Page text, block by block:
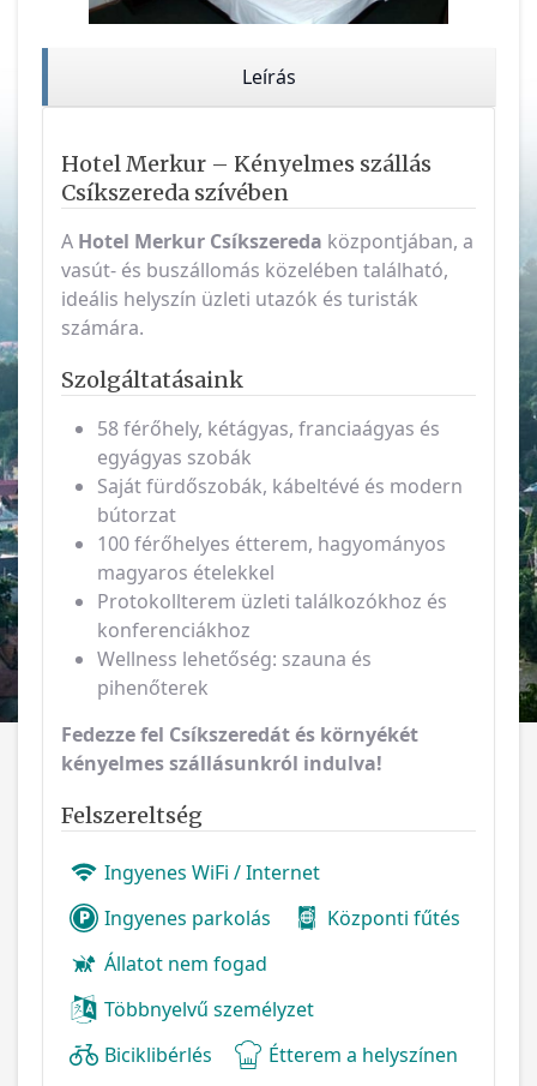
Leírás
Hotel Merkur – Kényelmes szállás
Csíkszereda szívében
A Hotel Merkur Csíkszereda központjában, a
vasút- és buszállomás közelében található,
ideális helyszín üzleti utazók és turisták
számára.
Szolgáltatásaink
58 férőhely, kétágyas, franciaágyas és
egyágyas szobák
Saját fürdőszobák, kábeltévé és modern
bútorzat
100 férőhelyes étterem, hagyományos
magyaros ételekkel
Protokollterem üzleti találkozókhoz és
konferenciákhoz
Wellness lehetőség: szauna és
pihenőterek
Fedezze fel Csíkszeredát és környékét
kényelmes szállásunkról indulva!
Felszereltség
Ingyenes WiFi / Internet
Ingyenes parkolás
Központi fűtés
Állatot nem fogad
Többnyelvű személyzet
Biciklibérlés
Étterem a helyszínen